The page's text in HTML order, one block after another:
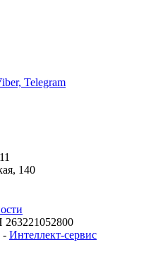
Telegram
140
- Интеллект-сервис